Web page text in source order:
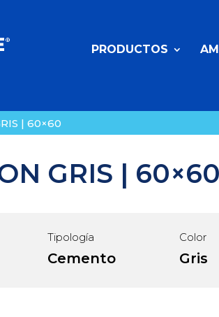
PRODUCTOS
| 60×60
GRIS | 60×60
Tipología
Cemento
Color
Gris